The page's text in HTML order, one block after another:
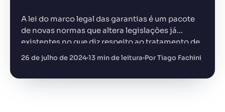
A lei do marco legal das garantias é um pacote
de novas normas que altera legislações já
existentes no que diz respeito ao tratamento de
crédito e garantias. Neste artigo falaremos
sobre…
26 de julho de 2024 13 min de leitura Por Tiago Fachini
+14.000 juristas